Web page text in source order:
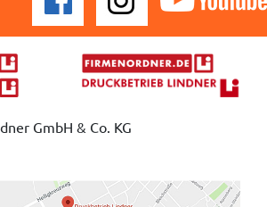
GmbH & Co. KG